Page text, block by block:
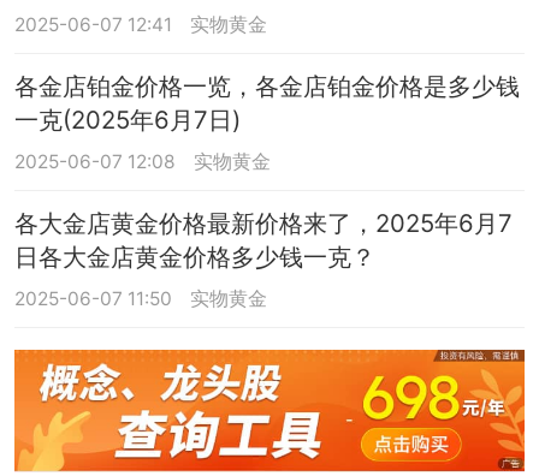
2025-06-07 12:41 实物黄金
各金店铂金价格一览，各金店铂金价格是多少钱
一克(2025年6月7日)
2025-06-07 12:08 实物黄金
各大金店黄金价格最新价格来了，2025年6月7
日各大金店黄金价格多少钱一克？
2025-06-07 11:50 实物黄金